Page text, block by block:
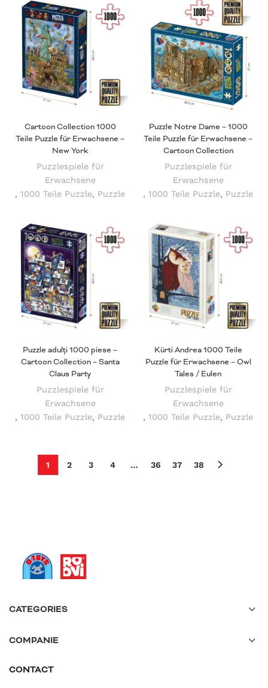
Cartoon Collection 1000
Teile Puzzle für Erwachsene –
New York
Puzzlespiele für
Erwachsene
, 1000 Teile Puzzle, Puzzle
Puzzle Notre Dame – 1000
Teile Puzzle für Erwachsene –
Cartoon Collection
Puzzlespiele für
Erwachsene
, 1000 Teile Puzzle, Puzzle
Puzzle adulți 1000 piese –
Cartoon Collection – Santa
Claus Party
Puzzlespiele für
Erwachsene
, 1000 Teile Puzzle, Puzzle
Kürti Andrea 1000 Teile
Puzzle für Erwachsene – Owl
Tales / Eulen
Puzzlespiele für
Erwachsene
, 1000 Teile Puzzle, Puzzle
1 2 3 4 … 36 37 38
CATEGORIES
COMPANIE
CONTACT